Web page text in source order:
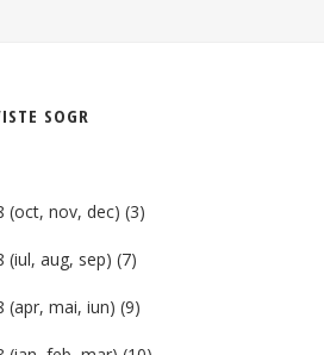
SOGR
(oct, nov, dec) (3)
(iul, aug, sep) (7)
(apr, mai, iun) (9)